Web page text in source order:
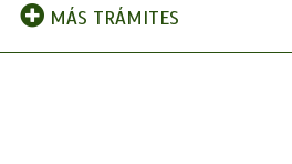
MÁS TRÁMITES